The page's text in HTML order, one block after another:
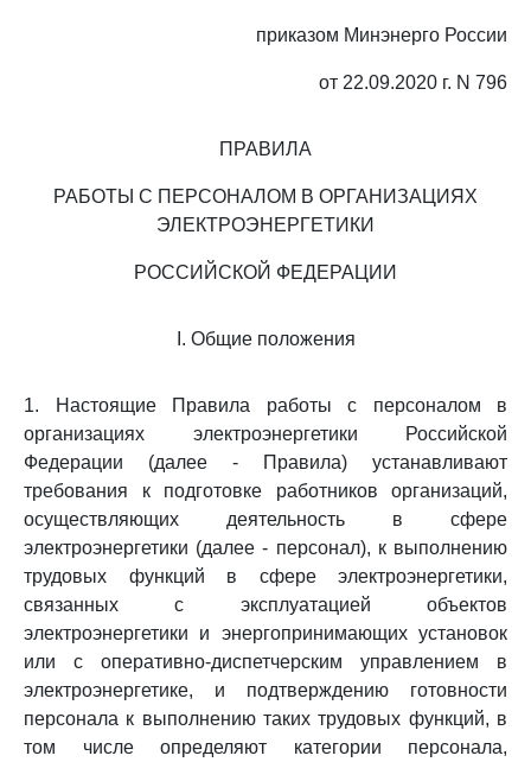
приказом Минэнерго России
от 22.09.2020 г. N 796
ПРАВИЛА
РАБОТЫ С ПЕРСОНАЛОМ В ОРГАНИЗАЦИЯХ
ЭЛЕКТРОЭНЕРГЕТИКИ
РОССИЙСКОЙ ФЕДЕРАЦИИ
I. Общие положения
1. Настоящие Правила работы с персоналом в
организациях электроэнергетики Российской
Федерации (далее - Правила) устанавливают
требования к подготовке работников организаций,
осуществляющих деятельность в сфере
электроэнергетики (далее - персонал), к выполнению
трудовых функций в сфере электроэнергетики,
связанных с эксплуатацией объектов
электроэнергетики и энергопринимающих установок
или с оперативно-диспетчерским управлением в
электроэнергетике, и подтверждению готовности
персонала к выполнению таких трудовых функций, в
том числе определяют категории персонала,